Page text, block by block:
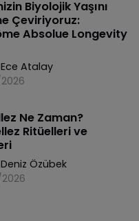
Biyolojik Yaşını
Çeviriyoruz:
Absolue Longevity
Ece Atalay
Ne Zaman?
Ritüelleri ve
Deniz Özübek